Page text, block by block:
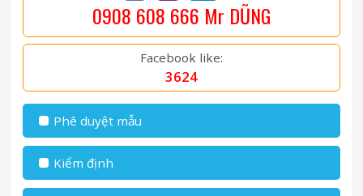
0908 608 666 Mr DŨNG
Facebook like:
3624
Phê duyệt mẫu
Kiểm định